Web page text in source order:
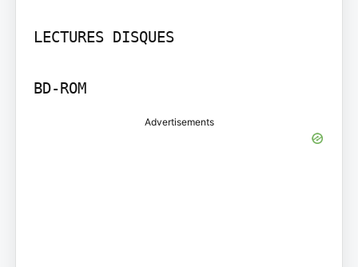
LECTURES DISQUES
BD-ROM
Advertisements